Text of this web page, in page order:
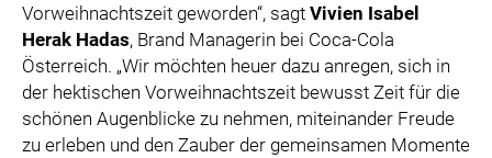
Vorweihnachtszeit geworden“, sagt Vivien Isabel
Herak Hadas, Brand Managerin bei Coca-Cola
Österreich. „Wir möchten heuer dazu anregen, sich in
der hektischen Vorweihnachtszeit bewusst Zeit für die
schönen Augenblicke zu nehmen, miteinander Freude
zu erleben und den Zauber der gemeinsamen Momente